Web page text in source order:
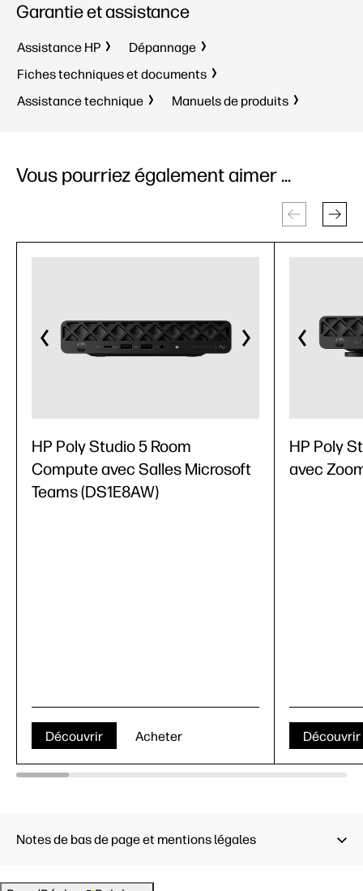
Garantie et assistance
Assistance HP
Dépannage
Fiches techniques et documents
Assistance technique
Manuels de produits
Vous pourriez également aimer ...
HP Poly Studio 5 Room
Compute avec Salles Microsoft
Teams (DS1E8AW)
Découvrir Acheter
HP Poly
avec
Découvrir
Notes de bas de page et mentions légales